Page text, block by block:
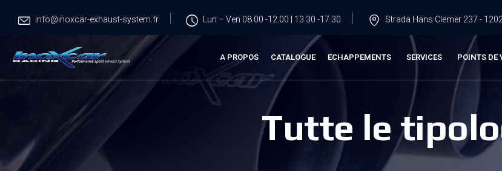
info@inoxcar-exhaust-system.fr Lun – Ven 08.00 -12.00 | 13.30 -17.30 Strada Hans Clemer 237 -
A PROPOS CATALOGUE ECHAPPEMENTS SERVICES POINTS DE
Tutte le